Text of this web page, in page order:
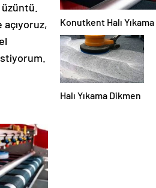
Konutkent Halı Yıkama
Halı Yıkama Dikmen